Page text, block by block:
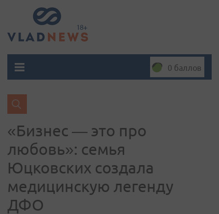
0 баллов
«Бизнес — это про
любовь»: семья
Юцковских создала
медицинскую легенду
ДФО